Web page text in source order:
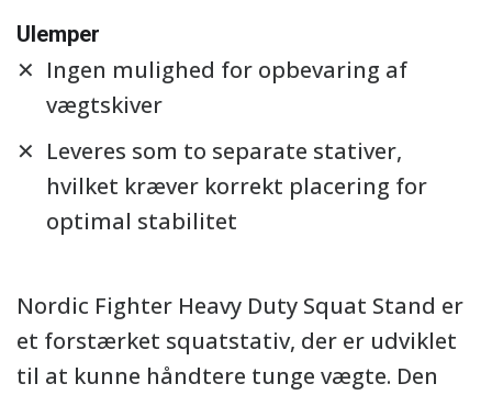
Nordic Fighter Heavy Duty Squat Stand er
et forstærket squatstativ, der er udviklet
til at kunne håndtere tunge vægte. Den
Ulemper
Ingen mulighed for opbevaring af
vægtskiver
Leveres som to separate stativer,
hvilket kræver korrekt placering for
optimal stabilitet